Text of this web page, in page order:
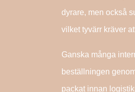
dyrare, men också
vilket tyvärr kräver
Ganska många
beställningen
packat innan